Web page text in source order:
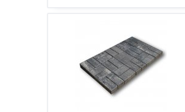
Подробнее